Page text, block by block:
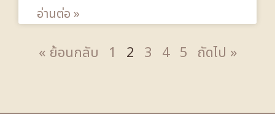
อ่านต่อ »
« ย้อนกลับ 1 2 3 4 5 ถัดไป »